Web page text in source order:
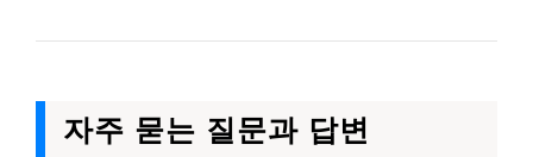
자주 묻는 질문과 답변